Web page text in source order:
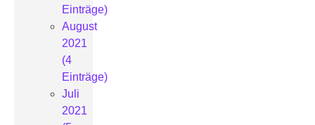
Einträge)
August
2021
(4
Einträge)
Juli
2021